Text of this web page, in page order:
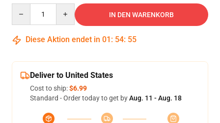
IN DEN WARENKORB
Diese Aktion endet in 01 : 54: 54
Deliver to United States
Cost to ship:$6.99
Standard - Order today to get byAug. 11 - Aug. 18